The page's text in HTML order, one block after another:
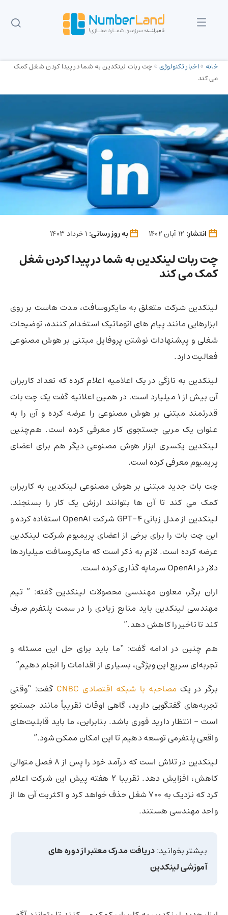
خانه »اخبار تکنولوژی »چت ربات لینکدین به شما در پیدا کردن شغل کمک
می کند
انتشار: به روز رسانی:
چت ربات لینکدین به شما در پیدا کردن شغل
کمک می کند
لینکدین شرکت متعلق به مایکروسافت، مدت هاست بر روی
ابزارهایی مانند پیام های اتوماتیک استخدام کننده، توضیحات
شغلی و پیشنهادات نوشتن پروفایل مبتنی بر هوش مصنوعی
فعالیت دارد.
لینکدین به تازگی در یک اعلامیه اعلام کرده که تعداد کاربران
آن بیش از 1 میلیارد است. در همین اعلانیه گفت یک چت بات
قدرتمند مبتنی بر هوش مصنوعی را عرضه کرده و آن را به
عنوان یک مربی جستجوی کار معرفی کرده است. هم‌چنین
لینکدین یکسری ابزار هوش مصنوعی دیگر هم برای اعضای
پریمیوم معرفی کرده است.
چت بات جدید مبتنی بر هوش مصنوعی لینکدین به کاربران
کمک می کند تا آن ها بتوانند ارزش یک کار را بسنجند.
لینکدین از مدل زبانی GPT-4 شرکت OpenAI استفاده کرده و
این چت بات را برای برخی از اعضای پریمیوم شرکت لینکدین
عرضه کرده است. لازم به ذکر است که مایکروسافت میلیاردها
دلار در OpenAI سرمایه گذاری کرده است.
اران برگر، معاون مهندسی محصولات لینکدین گفته: ” تیم
مهندسی لینکدین باید منابع زیادی را در سمت پلتفرم صرف
کند تا تاخیر را کاهش دهد.”
هم چنین در ادامه گفت: “ما باید برای حل این مسئله و
تجربه‌ای سریع این ویژگی، بسیاری از اقدامات را انجام دهیم”
برگر در یک مصاحبه با شبکه اقتصادی CNBC
گفت: “وقتی
تجربه‌های گفتگویی دارید، گاهی اوقات تقریباً مانند جستجو
است – انتظار دارید فوری باشد. بنابراین، ما باید قابلیت‌های
واقعی پلتفرمی توسعه دهیم تا این امکان ممکن شود.”
لینکدین در تلاش است که درآمد خود را پس از 8 فصل متوالی
کاهش، افزایش دهد. تقریبا 2 هفته پیش این شرکت اعلام
کرد که نزدیک به 700 شغل حذف خواهد کرد و اکثریت آن ها از
واحد مهندسی هستند.
بیشتر بخوانید:دریافت مدرک معتبر از دوره های
آموزشی لینکدین